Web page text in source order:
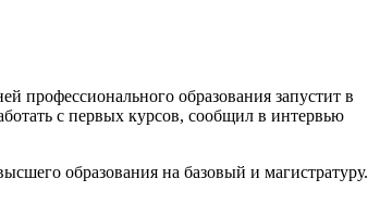
профессионального образования запустит в
с первых курсов, сообщил в интервью
образования на базовый и магистратуру.